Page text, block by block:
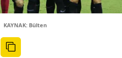
KAYNAK: Bülten